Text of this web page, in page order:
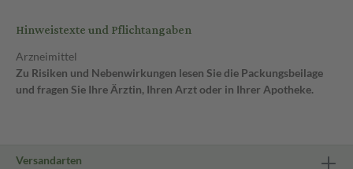
Hinweistexte und Pflichtangaben
Arzneimittel
Zu Risiken und Nebenwirkungen lesen Sie die Packungsbeilage
und fragen Sie Ihre Ärztin, Ihren Arzt oder in Ihrer Apotheke.
Versandarten